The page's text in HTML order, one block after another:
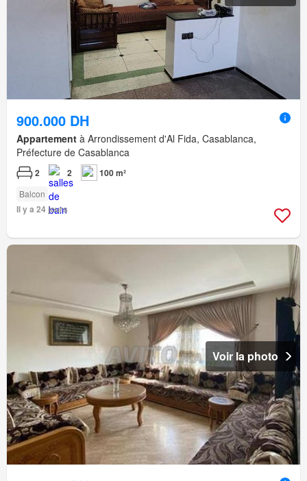
900.000 DH
Appartement à Arrondissement d'Al Fida, Casablanca,
Préfecture de Casablanca
2 2 100 m²
Balcon
Il y a 24 jours
Voir la photo